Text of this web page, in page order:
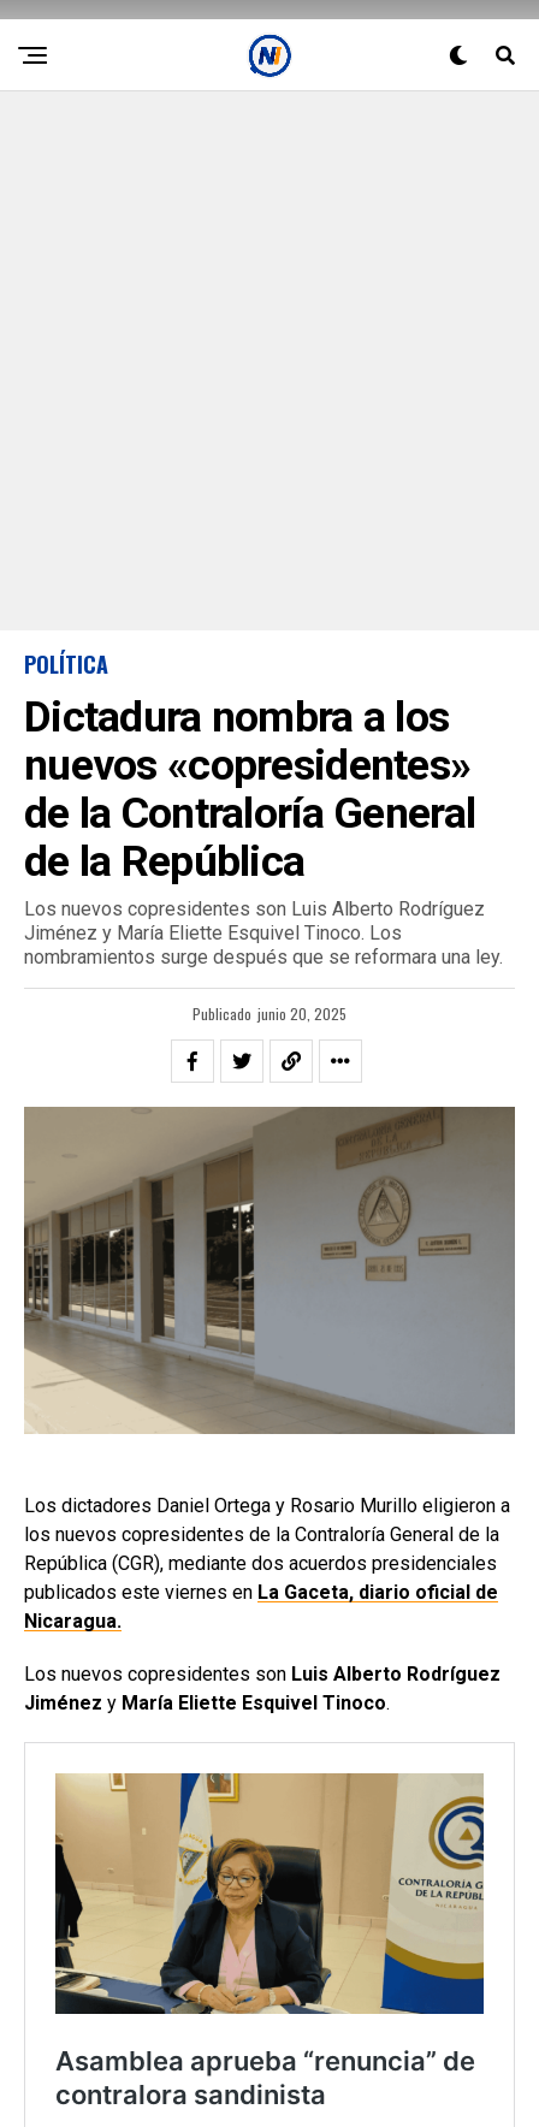
POLÍTICA
Dictadura nombra a los
nuevos «copresidentes»
de la Contraloría General
de la República
Los nuevos copresidentes son Luis Alberto Rodríguez
Jiménez y María Eliette Esquivel Tinoco. Los
nombramientos surge después que se reformara una ley.
Publicado junio 20, 2025
Los dictadores Daniel Ortega y Rosario Murillo eligieron a
los nuevos copresidentes de la Contraloría General de la
República (CGR), mediante dos acuerdos presidenciales
publicados este viernes en La Gaceta, diario oficial de
Nicaragua.
Los nuevos copresidentes son Luis Alberto Rodríguez
Jiménez y María Eliette Esquivel Tinoco.